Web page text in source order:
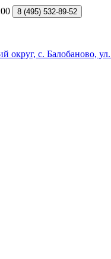
8 (495) 532-89-52
округ, с. Балобаново,